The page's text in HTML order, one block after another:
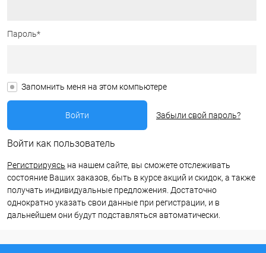
Пароль*
Запомнить меня на этом компьютере
Забыли свой пароль?
Войти как пользователь
Регистрируясь на нашем сайте, вы сможете отслеживать
состояние Ваших заказов, быть в курсе акций и скидок, а также
получать индивидуальные предложения. Достаточно
однократно указать свои данные при регистрации, и в
дальнейшем они будут подставляться автоматически.